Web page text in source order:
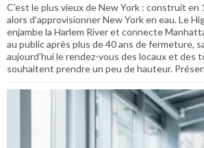
C’est le plus vieux de New York : construit
alors d’approvisionner New York en eau. Le
enjambe la Harlem River et connecte
au public après plus de 40 ans de fermeture,
aujourd’hui le rendez-vous des locaux et des
souhaitent prendre un peu de hauteur.